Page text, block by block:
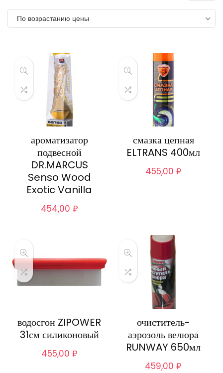
по
По возрастанию цены
ароматизатор
подвесной
DR.MARCUS
Senso Wood
Exotic Vanilla
454,00 ₽
смазка цепная
ELTRANS 400мл
455,00 ₽
водосгон ZIPOWER
31см силиконовый
455,00 ₽
очиститель-
аэрозоль велюра
RUNWAY 650мл
459,00₽